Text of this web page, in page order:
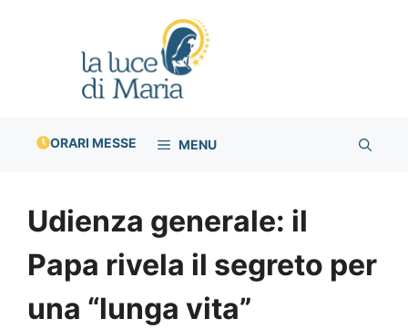
ORARI MESSE MENU
Udienza generale: il
Papa rivela il segreto per
una “lunga vita”